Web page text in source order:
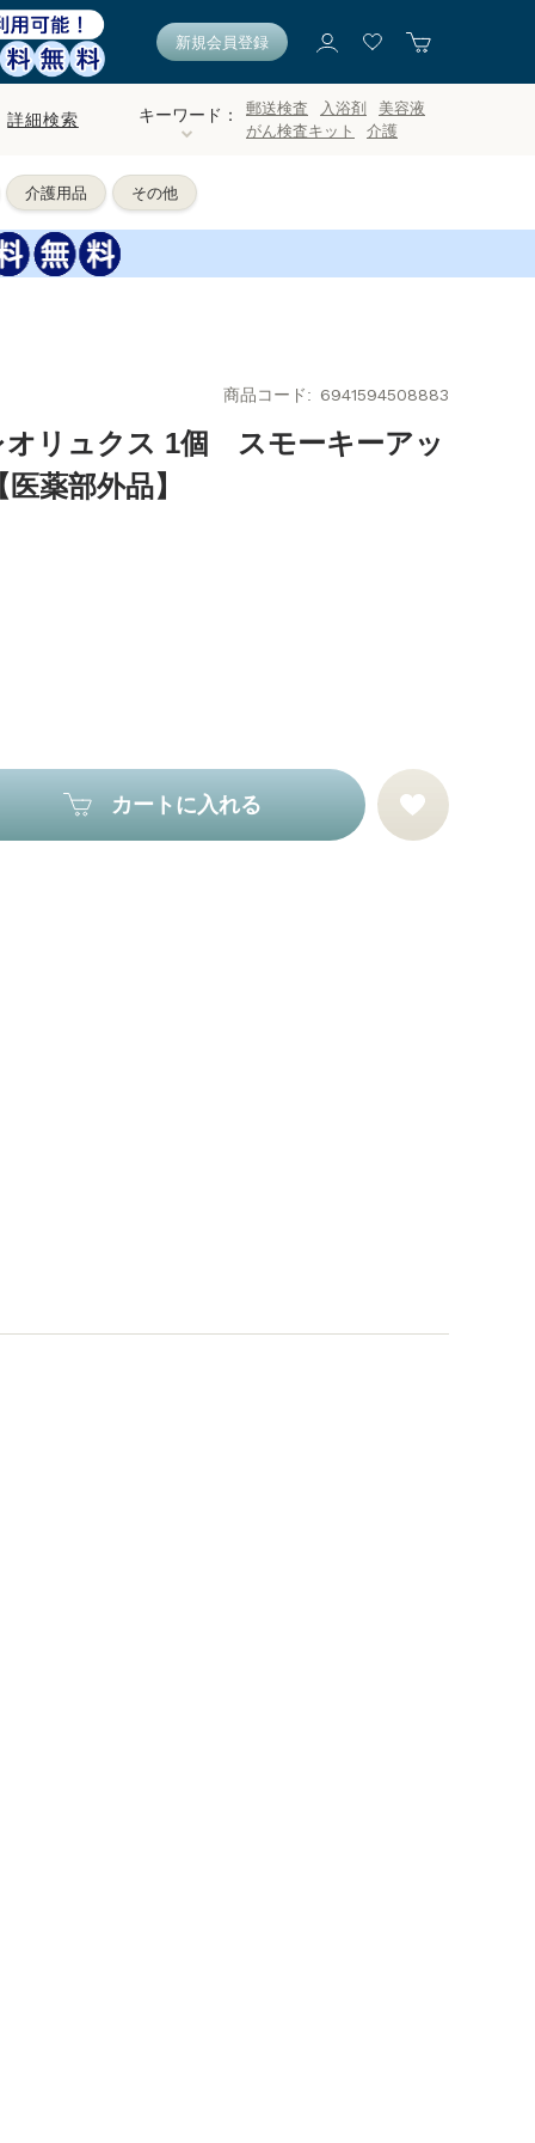
新規会員登録
詳細検索 キーワード： 郵送検査 入浴剤
美容液
がん検査キット
介護
介護用品 その他
商品コード 6941594508883
オリュクス 1個 スモーキーアッ
薬部外品】
カートに入れる